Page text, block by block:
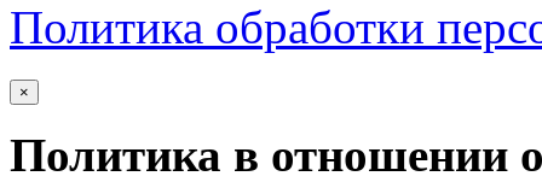
Политика обработки
×
Политика в отношении